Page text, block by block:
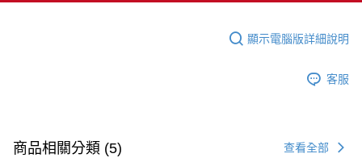
顯示電腦版詳細說明
客服
商品相關分類 (5) 查看全部